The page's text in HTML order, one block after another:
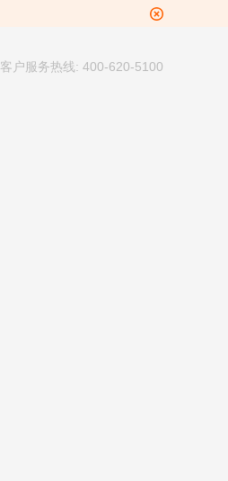
客户服务热线: 400-620-5100